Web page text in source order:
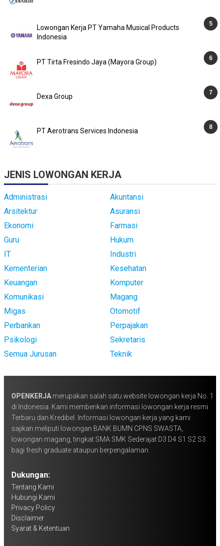
Lowongan Kerja PT Yamaha Musical Products
Indonesia
PT Tirta Fresindo Jaya (Mayora Group)
Dexa Group
PT Aerotrans Services Indonesia
JENIS LOWONGAN KERJA
Administrasi
Akuntansi
Arsitektur
Asuransi
Ekonomi
Farmasi
Guru
Hukum
IT
Industri
Kementerian
Kesehatan
Keuangan
Komputer
Komunikasi
Magang
Migas
Otomotif
Perbankan
Perpajakan
Psikologi
Sekretaris
Semua Jurusan
Teknik
OPENKERJA merupakan salah satu website lowongan kerja No. 1
di Indonesia. Kami memberikan informasi lowongan kerja resmi
Terbaru dan Kredibel. Informasi lowongan kerja yang kami
sajikan meliputi lowongan BANK BUMN CPNS SWASTA,
lowongan magang, tingkat SMA SMK Sederajat D3 D4 S1 S2 S3
bagi fresh graduate ataupun berpengalaman.
Dukungan:
Tentang Kami
Hubungi Kami
Privacy Policy
Disclaimer
Syarat & Ketentuan